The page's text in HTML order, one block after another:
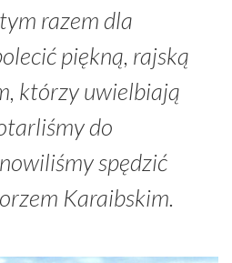
razem dla
piękną, rajską
którzy uwielbiają
do
spędzić
Karaibskim.